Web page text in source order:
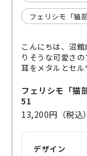
フェリシモ「猫部
こんにちは、沼
りそうな可愛さ
耳をメタルとセ
ストンなのでカ
お顔馴染みも良い
入れてみて下さい
フェリシモ「猫
51
13,200円（税込）
デザイン